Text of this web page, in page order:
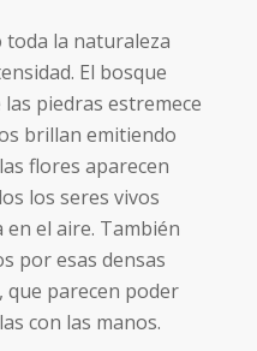
la naturaleza
El bosque
piedras estremece
brillan emitiendo
flores aparecen
los seres vivos
el aire. También
por esas densas
que parecen poder
con las manos.